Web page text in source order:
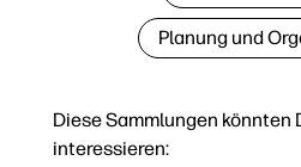
Diese Sammlungen könnten
interessieren:
Planung und